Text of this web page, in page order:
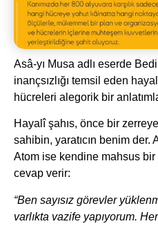
Asâ-yı Musa adlı eserde
inançsızlığı temsil eden
hücreleri alegorik bir
Hayalî şahıs, önce bir
sahibin, yaratıcın benim der.
Atom ise kendine mahsus
cevap verir:
“Ben sayısız görevler
varlıkta vazife yapıyorum.